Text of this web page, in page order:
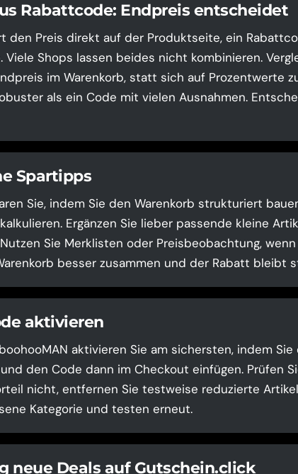
Rabattcode: Endpreis entscheidet
den Preis direkt auf der Produktseite, ein
Viele Shops lassen beides nicht kombinieren.
im Warenkorb, statt sich auf Prozentwerte
als ein Code mit vielen Ausnahmen.
Spartipps
Sie, indem Sie den Warenkorb strukturiert
Ergänzen Sie lieber passende kleine
Sie Merklisten oder Preisbeobachtung,
besser zusammen und der Rabatt bleibt
aktivieren
aktivieren Sie am sichersten, indem
den Code dann im Checkout einfügen. Prüfen
nicht, entfernen Sie testweise reduzierte
Kategorie und testen erneut.
neue Deals auf Gutschein.click